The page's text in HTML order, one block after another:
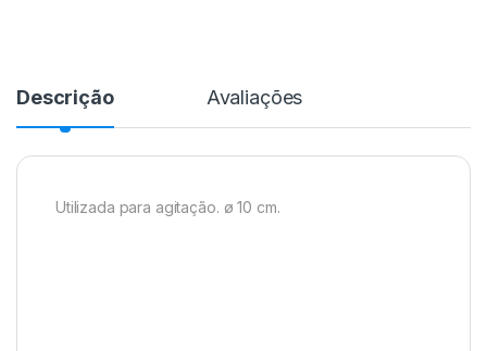
Descrição Avaliações
Utilizada para agitação. ø 10 cm.